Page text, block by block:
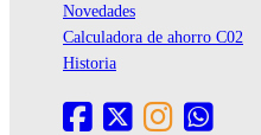
Novedades
Calculadora de ahorro C02
Historia